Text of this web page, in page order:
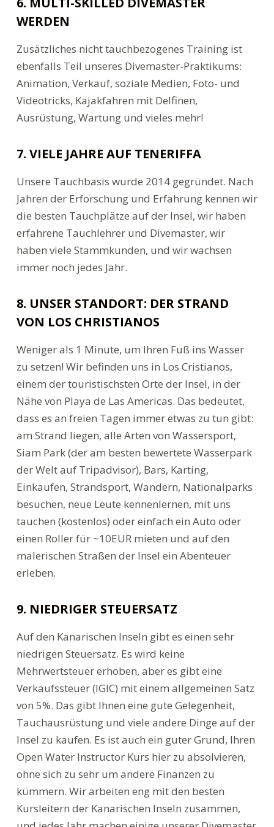
WERDEN
Zusätzliches nicht tauchbezogenes Training ist
ebenfalls Teil unseres Divemaster-Praktikums:
Animation, Verkauf, soziale Medien, Foto- und
Videotricks, Kajakfahren mit Delfinen,
Ausrüstung, Wartung und vieles mehr!
7. VIELE JAHRE AUF TENERIFFA
Unsere Tauchbasis wurde 2014 gegründet. Nach
Jahren der Erforschung und Erfahrung kennen wir
die besten Tauchplätze auf der Insel, wir haben
erfahrene Tauchlehrer und Divemaster, wir
haben viele Stammkunden, und wir wachsen
immer noch jedes Jahr.
8. UNSER STANDORT: DER STRAND
VON LOS CHRISTIANOS
Weniger als 1 Minute, um Ihren Fuß ins Wasser
zu setzen! Wir befinden uns in Los Cristianos,
einem der touristischsten Orte der Insel, in der
Nähe von Playa de Las Americas. Das bedeutet,
dass es an freien Tagen immer etwas zu tun gibt:
am Strand liegen, alle Arten von Wassersport,
Siam Park (der am besten bewertete Wasserpark
der Welt auf Tripadvisor), Bars, Karting,
Einkaufen, Strandsport, Wandern, Nationalparks
besuchen, neue Leute kennenlernen, mit uns
tauchen (kostenlos) oder einfach ein Auto oder
einen Roller für ~10EUR mieten und auf den
malerischen Straßen der Insel ein Abenteuer
erleben.
9. NIEDRIGER STEUERSATZ
Auf den Kanarischen Inseln gibt es einen sehr
niedrigen Steuersatz. Es wird keine
Mehrwertsteuer erhoben, aber es gibt eine
Verkaufssteuer (IGIC) mit einem allgemeinen Satz
von 5%. Das gibt Ihnen eine gute Gelegenheit,
Tauchausrüstung und viele andere Dinge auf der
Insel zu kaufen. Es ist auch ein guter Grund, Ihren
Open Water Instructor Kurs hier zu absolvieren,
ohne sich zu sehr um andere Finanzen zu
kümmern. Wir arbeiten eng mit den besten
Kursleitern der Kanarischen Inseln zusammen,